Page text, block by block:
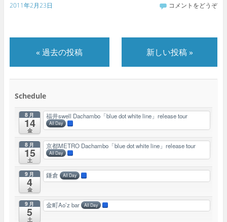
2011年2月23日 コメントをどうぞ
« 過去の投稿 新しい投稿»
Schedule
8月
14
金
福井swell Dachambo「blue dot white line」release tour
All Day
8月
15
土
京都METRO Dachambo「blue dot white line」release tour
All Day
9月
4
金
鎌倉 All Day
9月
5
土
金町Ao’z bar All Day